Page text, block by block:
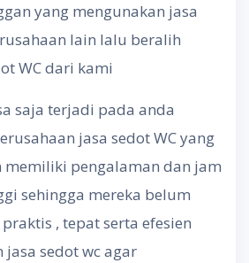
yang mengunakan jasa
lain lalu beralih
WC dari kami
saja terjadi pada anda
jasa sedot WC yang
pengalaman dan jam
sehingga mereka belum
, tepat serta efesien
sedot wc agar